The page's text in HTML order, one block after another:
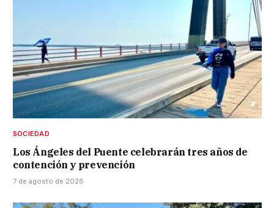
SOCIEDAD
Los Ángeles del Puente celebrarán tres años de
contención y prevención
7 de agosto de 2026